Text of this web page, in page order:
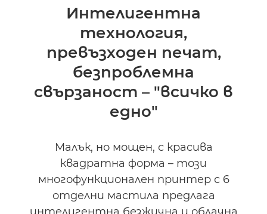
КУПЕТЕ МАСТИЛО
Интелигентна
технология,
превъзходен печат,
безпроблемна
свързаност – "всичко в
едно"
Малък, но мощен, с красива
квадратна форма – този
многофункционален принтер с 6
отделни мастила предлага